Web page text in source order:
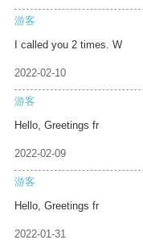
游客
I called you 2 times. W
2022-02-10
游客
Hello, Greetings fr
2022-02-09
游客
Hello, Greetings fr
2022-01-31